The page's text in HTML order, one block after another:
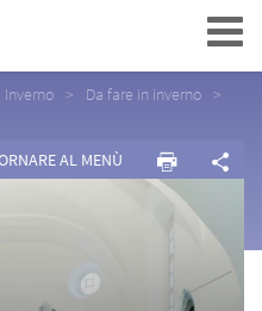
Navigation
Inverno
Da fare in inverno
AL MENÙ